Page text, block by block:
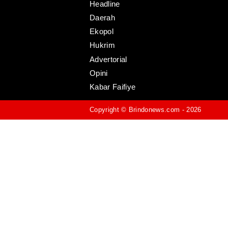
Headline
Daerah
Ekopol
Hukrim
Advertorial
Opini
Kabar Faifiye
Copyright © Brindonews.com - 2026